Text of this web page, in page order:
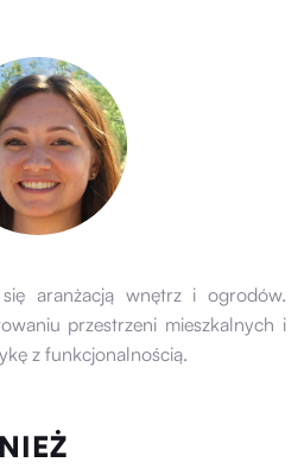
aranżacją wnętrz i ogrodów.
przestrzeni mieszkalnych i
z funkcjonalnością.